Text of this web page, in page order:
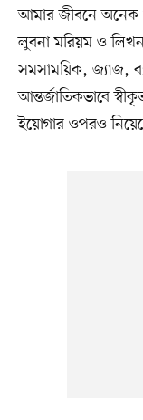
আমার জীবনে
লুবনা মরিয়ম ও
সমসাময়িক, জ্যাজ,
আন্তর্জাতিকভাবে
ইয়োগার ওপরও